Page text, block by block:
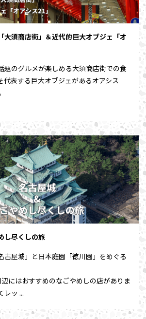
大須商店街」＆近代的巨大オブジェ「オ
題のグルメが楽しめる大須商店街での食
代表する巨大オブジェがあるオアシス
し尽くしの旅
古屋城」と日本庭園「徳川園」をめぐる
にはおすすめのなごやめしの店がありま
レッ ...